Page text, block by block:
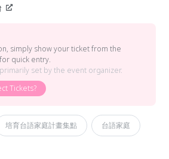
simply show your ticket from the
for quick entry.
set by the event organizer.
Tickets?
培育台語家庭計畫集點 台語家庭